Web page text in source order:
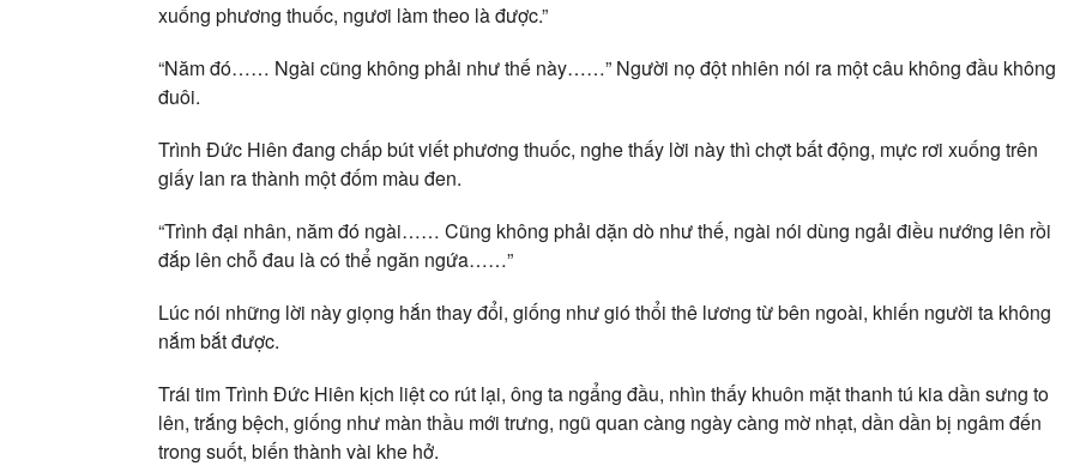
xuống phương thuốc, ngươi làm theo là được.”
“Năm đó…… Ngài cũng không phải như thế này……” Người nọ đột nhiên nói ra một câu không đầu không
đuôi.
Trình Đức Hiên đang chấp bút viết phương thuốc, nghe thấy lời này thì chợt bất động, mực rơi xuống trên
giấy lan ra thành một đốm màu đen.
“Trình đại nhân, năm đó ngài…… Cũng không phải dặn dò như thế, ngài nói dùng ngải điều nướng lên rồi
đắp lên chỗ đau là có thể ngăn ngứa……”
Lúc nói những lời này giọng hắn thay đổi, giống như gió thổi thê lương từ bên ngoài, khiến người ta không
nắm bắt được.
Trái tim Trình Đức Hiên kịch liệt co rút lại, ông ta ngẩng đầu, nhìn thấy khuôn mặt thanh tú kia dần sưng to
lên, trắng bệch, giống như màn thầu mới trưng, ngũ quan càng ngày càng mờ nhạt, dần dần bị ngâm đến
trong suốt, biến thành vài khe hở.